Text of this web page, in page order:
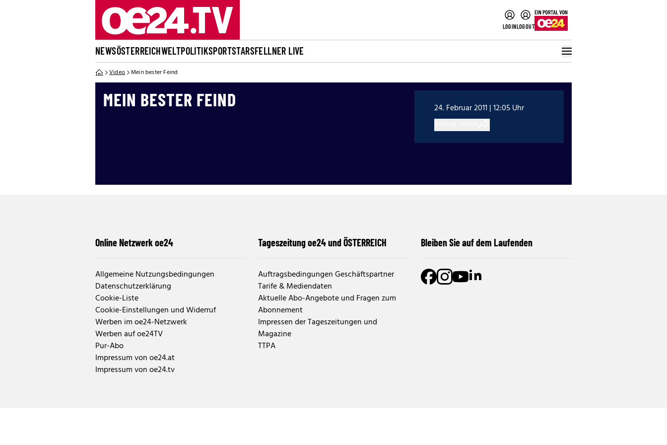
LOGINLOGOUT
NEWSÖSTERREICHWELTPOLITIKSPORTSTARSFELLNER LIVE
Video Mein bester Feind
MEIN BESTER FEIND
24. Februar 2011 | 12:05 Uhr
Online Netzwerk oe24
Allgemeine Nutzungsbedingungen
Datenschutzerklärung
Cookie-Liste
Cookie-Einstellungen und Widerruf
Werben im oe24-Netzwerk
Werben auf oe24TV
Pur-Abo
Impressum von oe24.at
Impressum von oe24.tv
Tageszeitung oe24 und ÖSTERREICH
Auftragsbedingungen Geschäftspartner
Tarife & Mediendaten
Aktuelle Abo-Angebote und Fragen zum
Abonnement
Impressen der Tageszeitungen und
Magazine
TTPA
Bleiben Sie auf dem Laufenden